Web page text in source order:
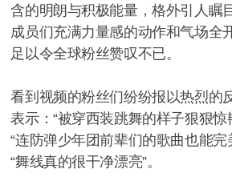
含的明朗与积极能量，格外引人瞩目
成员们充满力量感的动作和气场全
足以令全球粉丝赞叹不已。
看到视频的粉丝们纷纷报以热烈的
表示：“被穿西装跳舞的样子狠狠惊
“连防弹少年团前辈们的歌曲也能完
“舞线真的很干净漂亮”。